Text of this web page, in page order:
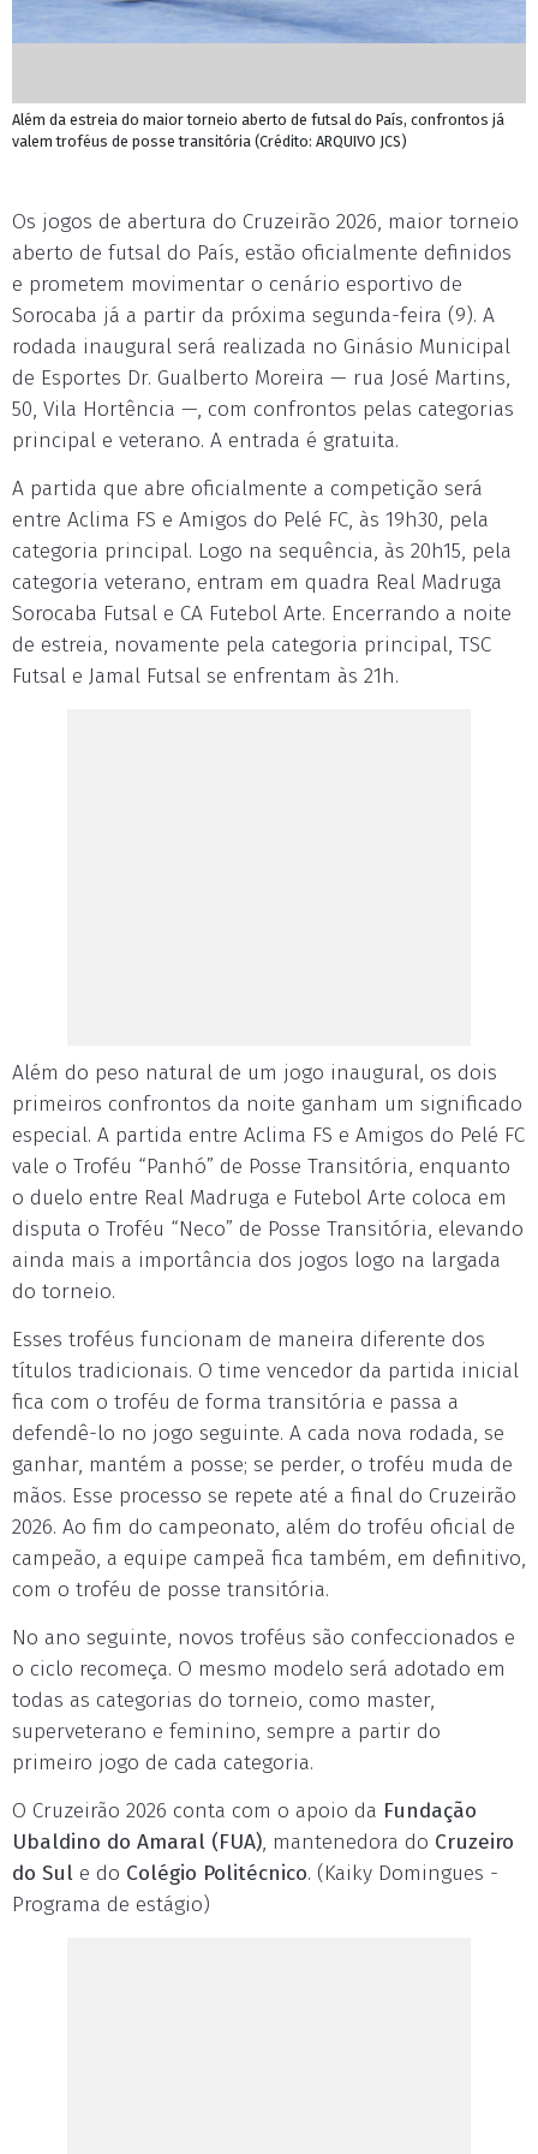
Além da estreia do maior torneio aberto de futsal do País, confrontos já
valem troféus de posse transitória (Crédito: ARQUIVO JCS)
Os jogos de abertura do Cruzeirão 2026, maior torneio
aberto de futsal do País, estão oficialmente definidos
e prometem movimentar o cenário esportivo de
Sorocaba já a partir da próxima segunda-feira (9). A
rodada inaugural será realizada no Ginásio Municipal
de Esportes Dr. Gualberto Moreira — rua José Martins,
50, Vila Hortência —, com confrontos pelas categorias
principal e veterano. A entrada é gratuita.
A partida que abre oficialmente a competição será
entre Aclima FS e Amigos do Pelé FC, às 19h30, pela
categoria principal. Logo na sequência, às 20h15, pela
categoria veterano, entram em quadra Real Madruga
Sorocaba Futsal e CA Futebol Arte. Encerrando a noite
de estreia, novamente pela categoria principal, TSC
Futsal e Jamal Futsal se enfrentam às 21h.
Além do peso natural de um jogo inaugural, os dois
primeiros confrontos da noite ganham um significado
especial. A partida entre Aclima FS e Amigos do Pelé FC
vale o Troféu “Panhó” de Posse Transitória, enquanto
o duelo entre Real Madruga e Futebol Arte coloca em
disputa o Troféu “Neco” de Posse Transitória, elevando
ainda mais a importância dos jogos logo na largada
do torneio.
Esses troféus funcionam de maneira diferente dos
títulos tradicionais. O time vencedor da partida inicial
fica com o troféu de forma transitória e passa a
defendê-lo no jogo seguinte. A cada nova rodada, se
ganhar, mantém a posse; se perder, o troféu muda de
mãos. Esse processo se repete até a final do Cruzeirão
2026. Ao fim do campeonato, além do troféu oficial de
campeão, a equipe campeã fica também, em definitivo,
com o troféu de posse transitória.
No ano seguinte, novos troféus são confeccionados e
o ciclo recomeça. O mesmo modelo será adotado em
todas as categorias do torneio, como master,
superveterano e feminino, sempre a partir do
primeiro jogo de cada categoria.
O Cruzeirão 2026 conta com o apoio da Fundação
Ubaldino do Amaral (FUA), mantenedora do Cruzeiro
do Sul e do Colégio Politécnico. (Kaiky Domingues -
Programa de estágio)